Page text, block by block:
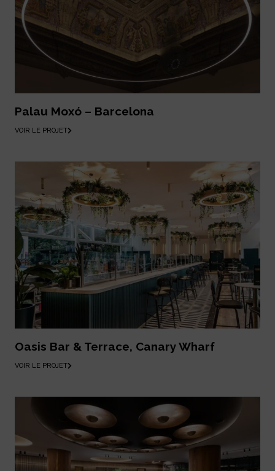
Palau Moxó – Barcelona
VOIR LE PROJET
Oasis Bar & Terrace, Canary Wharf
VOIR LE PROJET